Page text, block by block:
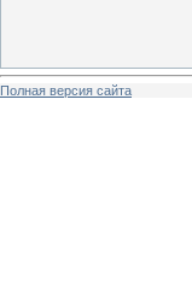
Полная версия сайта